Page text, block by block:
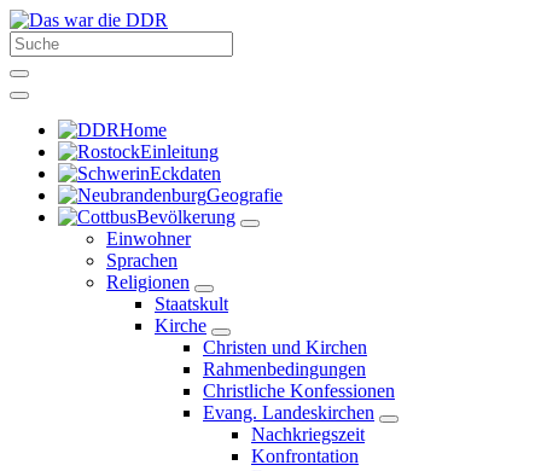
Home
Einleitung
Eckdaten
Geografie
Bevölkerung
Einwohner
Sprachen
Religionen
Staatskult
Kirche
Christen und Kirchen
Rahmenbedingungen
Christliche Konfessionen
Evang. Landeskirchen
Nachkriegszeit
Konfrontation